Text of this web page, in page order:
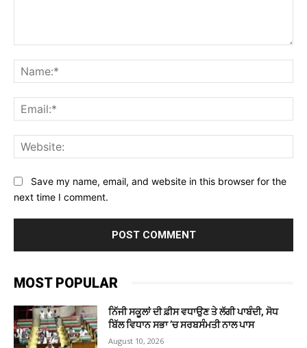
Save my name, email, and website in this browser for the
next time I comment.
MOST POPULAR
ਨਿੱਜੀ ਸਕੂਲਾਂ ਦੀ ਫ਼ੀਸ ਵਧਾਉਣ ਤੇ ਲੱਗੀ ਪਾਬੰਦੀ, ਸੋਧ
ਬਿੱਲ ਵਿਧਾਨ ਸਭਾ ’ਚ ਸਰਬਸੰਮਤੀ ਨਾਲ ਪਾਸ
August 10, 2026